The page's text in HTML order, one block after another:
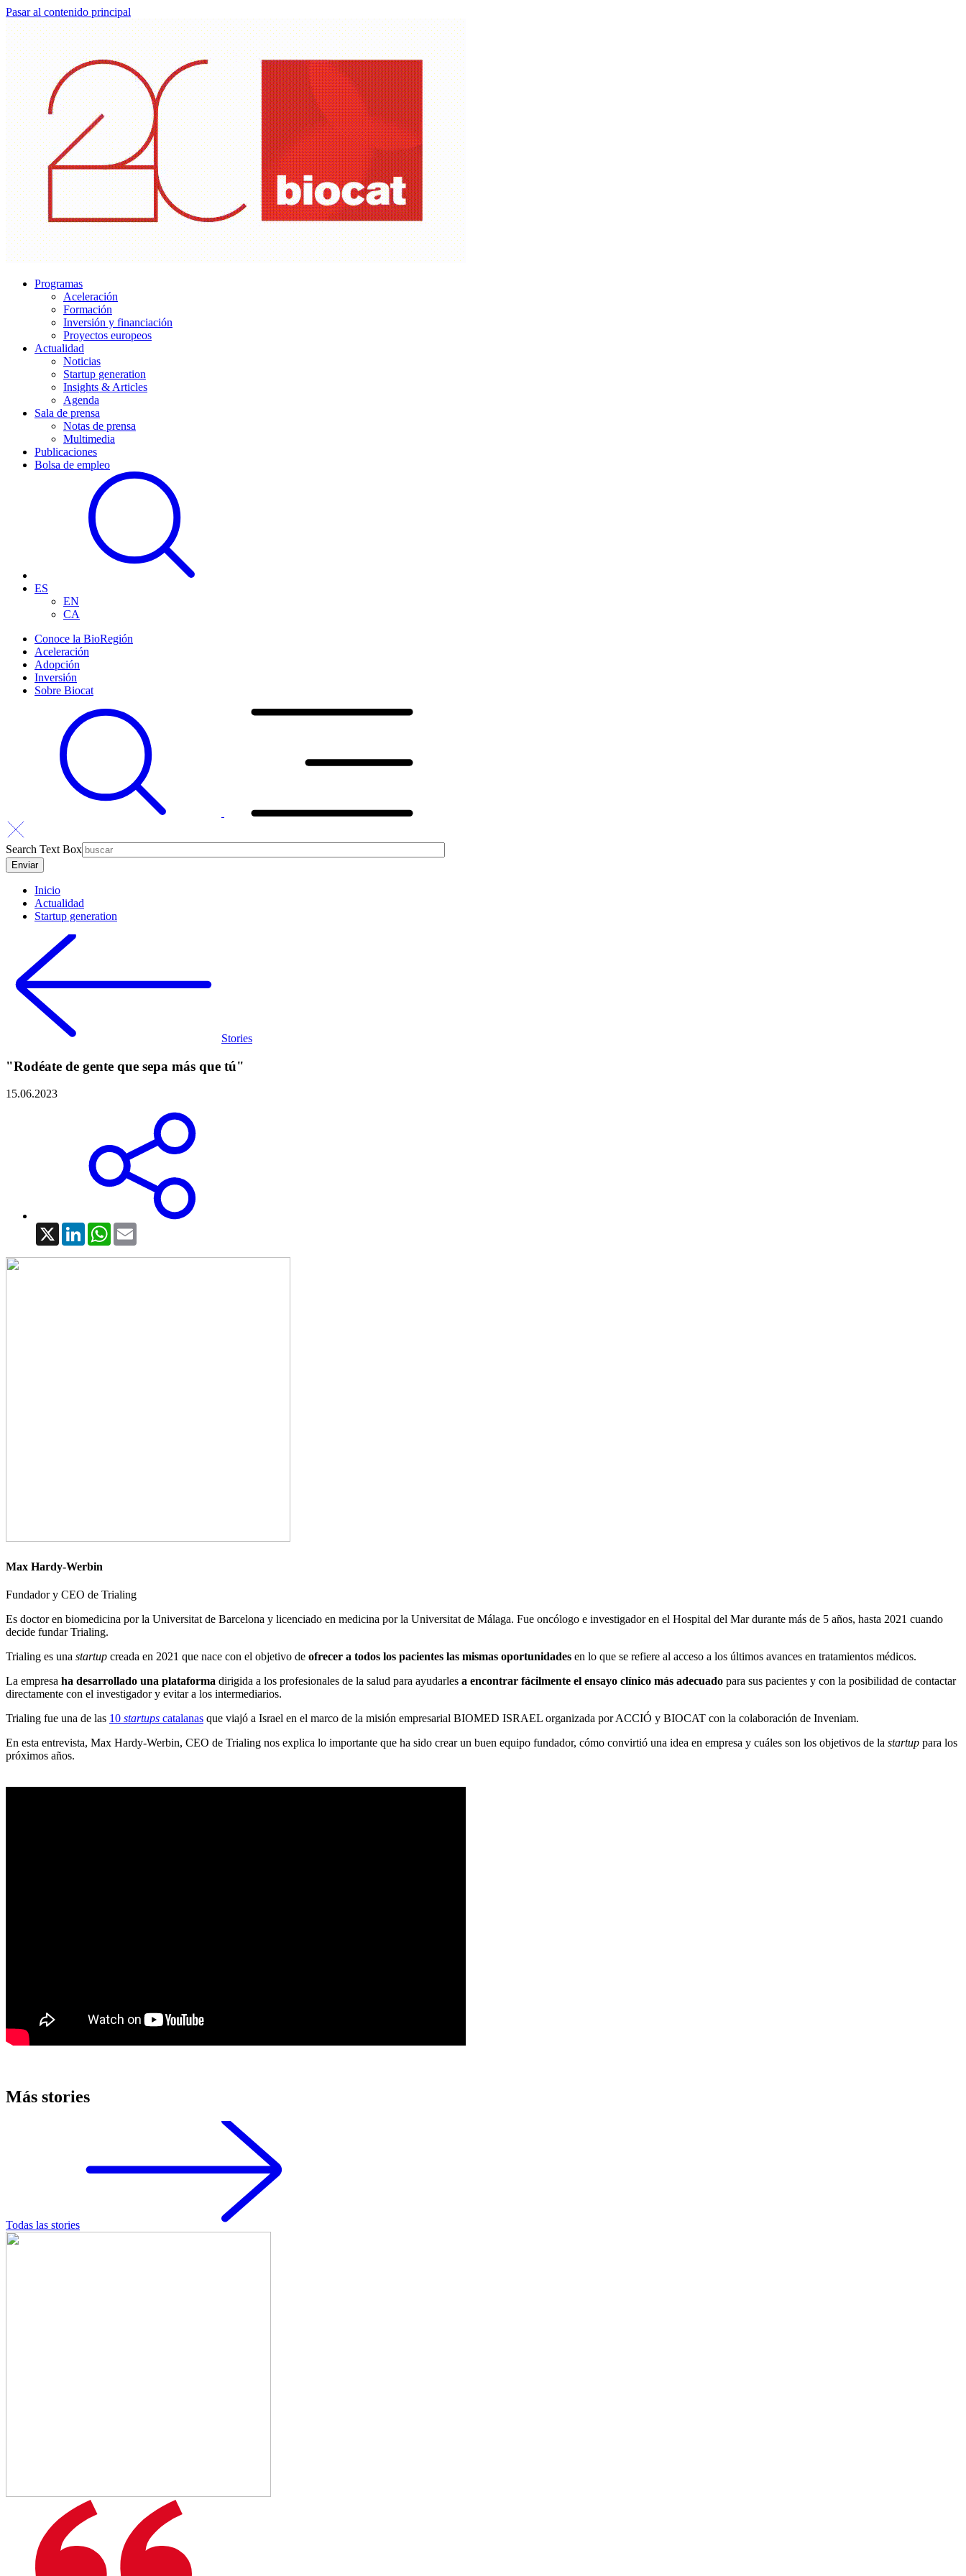
Pasar al contenido principal
Programas
Aceleración
Formación
Inversión y financiación
Proyectos europeos
Actualidad
Noticias
Startup generation
Insights & Articles
Agenda
Sala de prensa
Notas de prensa
Multimedia
Publicaciones
Bolsa de empleo
ES
EN
CA
Conoce la BioRegión
Aceleración
Adopción
Inversión
Sobre Biocat
Search Text Box
Inicio
Actualidad
Startup generation
Stories
"Rodéate de gente que sepa más que tú"
15.06.2023
X LinkedInWhatsApp
Max Hardy-Werbin
Fundador y CEO de Trialing
Es doctor en biomedicina por la Universitat de Barcelona y licenciado en medicina por la Universitat de Málaga. Fue oncólogo e investigador en el Hospital del Mar durante más de 5 años, hasta 2021 cuando
decide fundar Trialing.
Trialing es una startup creada en 2021 que nace con el objetivo de ofrecer a todos los pacientes las mismas oportunidades en lo que se refiere al acceso a los últimos avances en tratamientos médicos.
La empresa ha desarrollado una plataforma dirigida a los profesionales de la salud para ayudarles a encontrar fácilmente el ensayo clínico más adecuado para sus pacientes y con la posibilidad de contactar
directamente con el investigador y evitar a los intermediarios.
Trialing fue una de las 10 startups catalanas que viajó a Israel en el marco de la misión empresarial BIOMED ISRAEL organizada por ACCIÓ y BIOCAT con la colaboración de Inveniam.
En esta entrevista, Max Hardy-Werbin, CEO de Trialing nos explica lo importante que ha sido crear un buen equipo fundador, cómo convirtió una idea en empresa y cuáles son los objetivos de la startup para los
próximos años.
Más stories
Todas las stories